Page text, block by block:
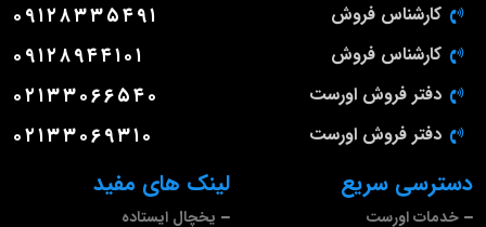
لینک های مفید
یخچال ایستاده
دسترسی سریع
خدمات اورست
کارشناس فروش ۰۹۱۲۸۳۳۵۴۹۱
کارشناس فروش ۰۹۱۲۸۹۴۴۱۰۱
دفتر فروش اورست ۰۲۱۳۳۰۶۶۵۴۰
دفتر فروش اورست ۰۲۱۳۳۰۶۹۳۱۰